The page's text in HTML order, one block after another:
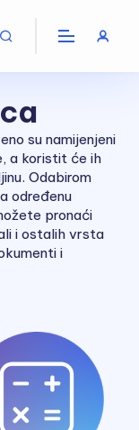
su namijenjeni
a koristit će ih
Odabirom
određenu
pronaći
i ostalih vrsta
i